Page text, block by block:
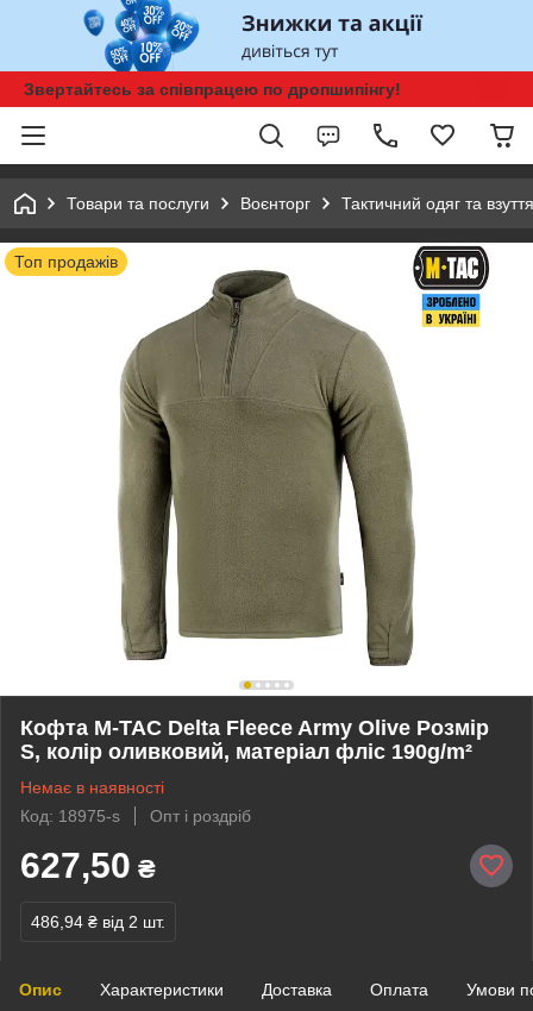
Звертайтесь за співпрацею по дропшипінгу!
Товари та послуги Воєнторг Тактичний одяг та взуття
Топ продажів
Кофта M-TAC Delta Fleece Army Olive Розмір
S, колір оливковий, матеріал фліс 190g/m²
Немає в наявності
Код: 18975-s
Опт і роздріб
627,50 ₴
486,94 ₴ від 2 шт.
Опис Характеристики Доставка Оплата Умови